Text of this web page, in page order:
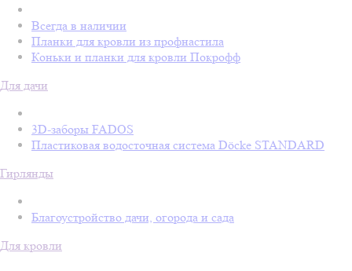
Всегда в наличии
Планки для кровли из профнастила
Коньки и планки для кровли Покрофф
Для дачи
3D-заборы FADOS
Пластиковая водосточная система Döcke STANDARD
Гирлянды
Благоустройство дачи, огорода и сада
Для кровли